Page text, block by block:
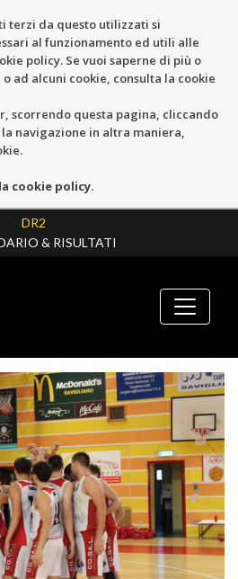
terzi da questo utilizzati si
al funzionamento ed utili alle
policy. Se vuoi saperne di più o
ad alcuni cookie, consulta la cookie
scorrendo questa pagina, cliccando
navigazione in altra maniera,
cookie policy.
DR2
& RISULTATI